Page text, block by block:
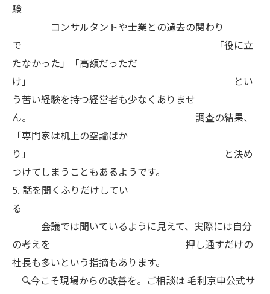
験
コンサルタントや士業との過去の関わり
で 「役に立
たなかった」「高額だっただ
け」 とい
う苦い経験を持つ経営者も少なくありませ
ん。 調査の結果、
「専門家は机上の空論ばか
り」 と決め
つけてしまうこともあるようです。
5. 話を聞くふりだけしてい
る
会議では聞いているように見えて、実際には自分
の考えを 押し通すだけの
社長も多いという指摘もあります。
🔍今こそ現場からの改善を。ご相談は 毛利京申公式サ